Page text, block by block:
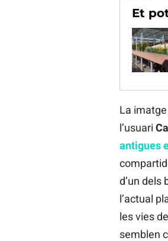
Et
La
l’usuari
antigues
d’un dels
l’actual
les vies
semblen